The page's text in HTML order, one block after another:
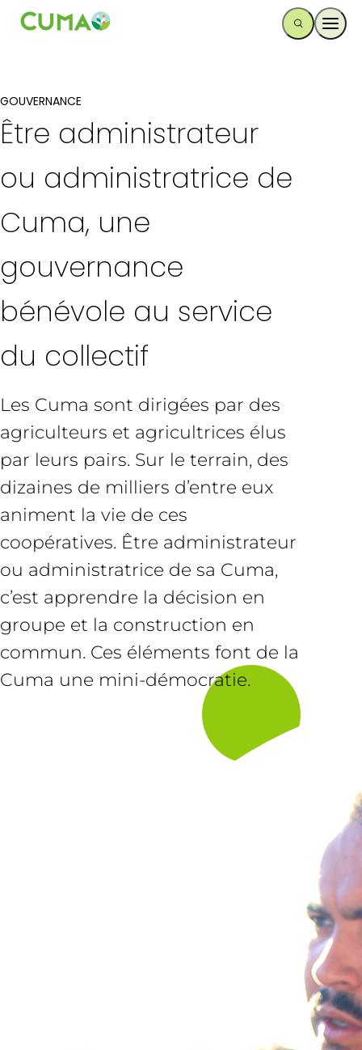
GOUVERNANCE
Être administrateur
ou administratrice de
Cuma, une
gouvernance
bénévole au service
du collectif
Les Cuma sont dirigées par des
agriculteurs et agricultrices élus
par leurs pairs. Sur le terrain, des
dizaines de milliers d’entre eux
animent la vie de ces
coopératives. Être administrateur
ou administratrice de sa Cuma,
c’est apprendre la décision en
groupe et la construction en
commun. Ces éléments font de la
Cuma une mini-démocratie.